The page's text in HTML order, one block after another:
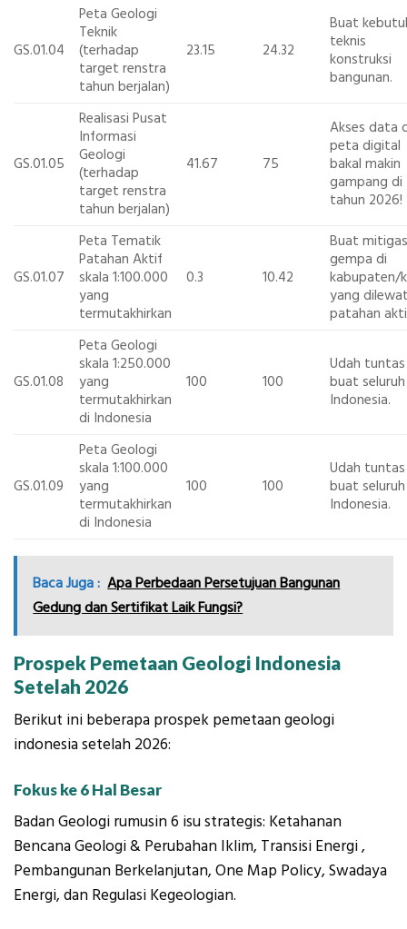
GS.01.04
Peta Geologi
Teknik
(terhadap
target renstra
tahun berjalan)
23.15 24.32
Buat
teknis
konstruksi
bangunan.
GS.01.05
Realisasi Pusat
Informasi
Geologi
(terhadap
target renstra
tahun berjalan)
41.67 75
Akses data
peta digital
bakal makin
gampang di
tahun 2026!
GS.01.07
Peta Tematik
Patahan Aktif
skala 1:100.000
yang
termutakhirkan
0.3 10.42
Buat
gempa di
kabupaten/
yang
patahan
GS.01.08
Peta Geologi
skala 1:250.000
yang
termutakhirkan
di Indonesia
100 100
Udah tuntas
buat seluruh
Indonesia.
GS.01.09
Peta Geologi
skala 1:100.000
yang
termutakhirkan
di Indonesia
100 100
Udah tuntas
buat seluruh
Indonesia.
Baca Juga : Apa Perbedaan Persetujuan Bangunan
Gedung dan Sertifikat Laik Fungsi?
Prospek Pemetaan Geologi Indonesia
Setelah 2026
Berikut ini beberapa prospek pemetaan geologi
indonesia setelah 2026:
Fokus ke 6 Hal Besar
Badan Geologi rumusin 6 isu strategis: Ketahanan
Bencana Geologi & Perubahan Iklim, Transisi Energi ,
Pembangunan Berkelanjutan, One Map Policy, Swadaya
Energi, dan Regulasi Kegeologian.